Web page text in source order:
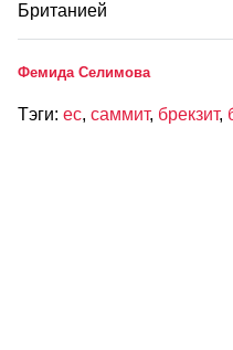
Британией
Фемида Селимова
Тэги: ес, саммит, брекзит,